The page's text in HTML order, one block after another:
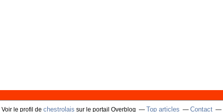
Voir le profil de chestrolais sur le portail Overblog Top articles Contact